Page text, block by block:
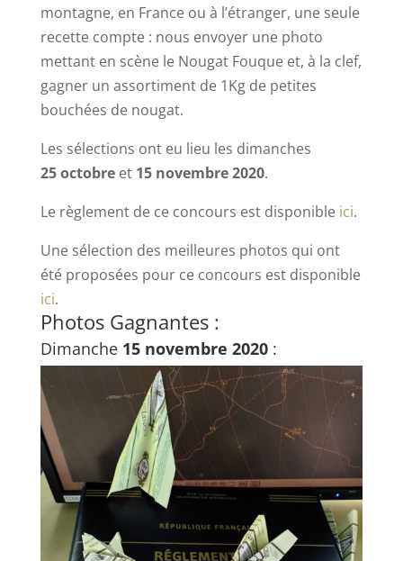
montagne, en France ou à l’étranger, une seule
recette compte : nous envoyer une photo
mettant en scène le Nougat Fouque et, à la clef,
gagner un assortiment de 1Kg de petites
bouchées de nougat.
Les sélections ont eu lieu les dimanches
25 octobreet 15 novembre 2020.
Le règlement de ce concours est disponible ici.
Une sélection des meilleures photos qui ont
été proposées pour ce concours est disponible
ici.
Photos Gagnantes :
Dimanche 15 novembre 2020: